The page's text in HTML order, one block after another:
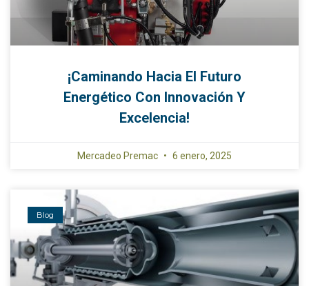
¡Caminando Hacia El Futuro
Energético Con Innovación Y
Excelencia!
Mercadeo Premac 6 enero, 2025
Blog